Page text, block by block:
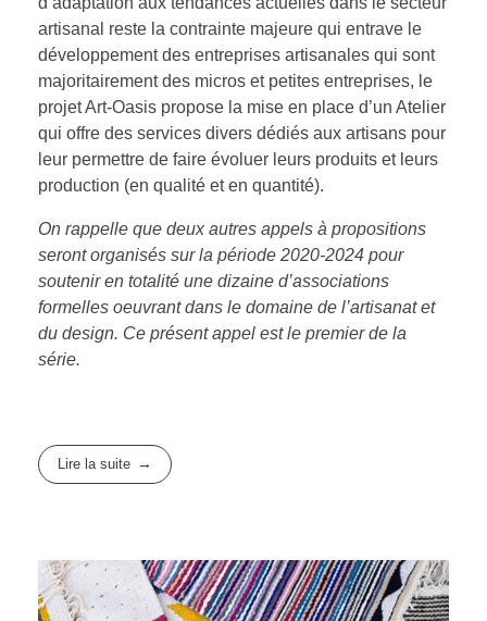
artisanal reste la contrainte majeure qui entrave le
développement des entreprises artisanales qui sont
majoritairement des micros et petites entreprises, le
projet Art-Oasis propose la mise en place d’un Atelier
qui offre des services divers dédiés aux artisans pour
leur permettre de faire évoluer leurs produits et leurs
production (en qualité et en quantité).
On rappelle que deux autres appels à propositions
seront organisés sur la période 2020-2024 pour
soutenir en totalité une dizaine d’associations
formelles oeuvrant dans le domaine de l’artisanat et
du design. Ce présent appel est le premier de la
série.
Lire la suite